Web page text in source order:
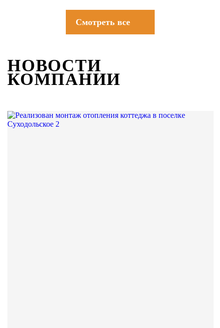
Смотреть все
НОВОСТИ
КОМПАНИИ